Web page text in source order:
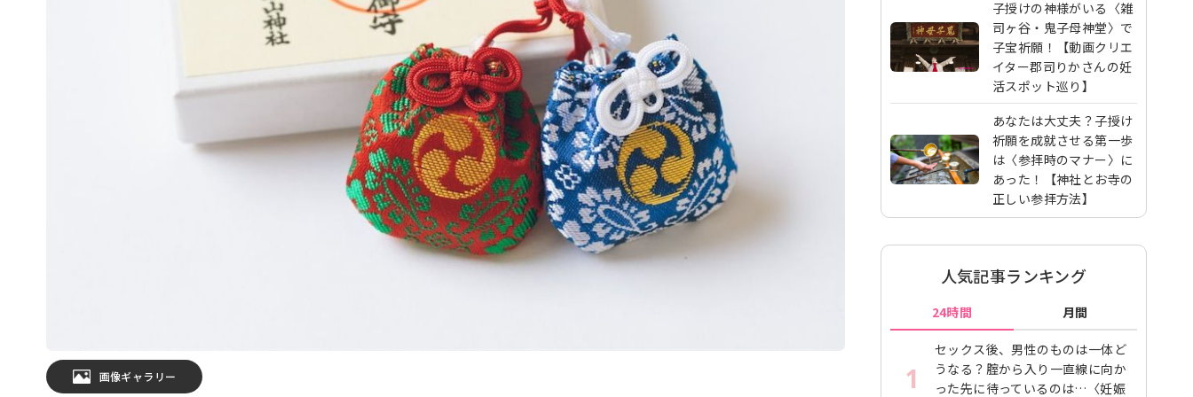
画像ギャラリー
子授けの神様がいる〈雑
司ヶ谷・鬼子母神堂〉で
子宝祈願！【動画クリエ
イター郡司りかさんの妊
活スポット巡り】
あなたは大丈夫？子授け
祈願を成就させる第一歩
は〈参拝時のマナー〉に
あった！【神社とお寺の
正しい参拝方法】
人気記事ランキング
24時間 月間
1
セックス後、男性のものは一体ど
うなる？腟から入り一直線に向か
った先に待っているのは…〈妊娠